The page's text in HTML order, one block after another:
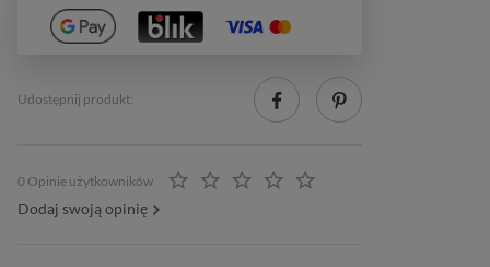
Udostępnij produkt:
0 Opinie użytkowników
Dodaj swoją opinię